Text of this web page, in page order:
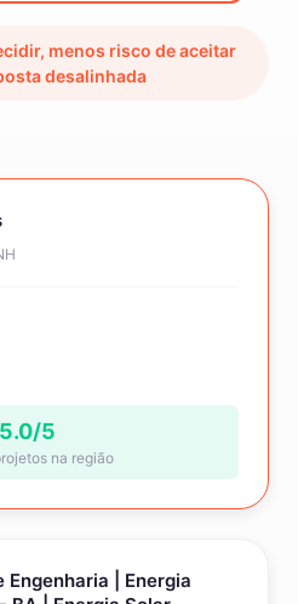
5.0/5
na região
Engenharia | Energia
menos risco de aceitar
desalinhada